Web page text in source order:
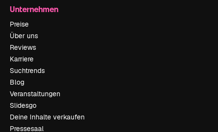
Unternehmen
Preise
Über uns
Reviews
Karriere
Suchtrends
Blog
Veranstaltungen
Slidesgo
Deine Inhalte verkaufen
Pressesaal